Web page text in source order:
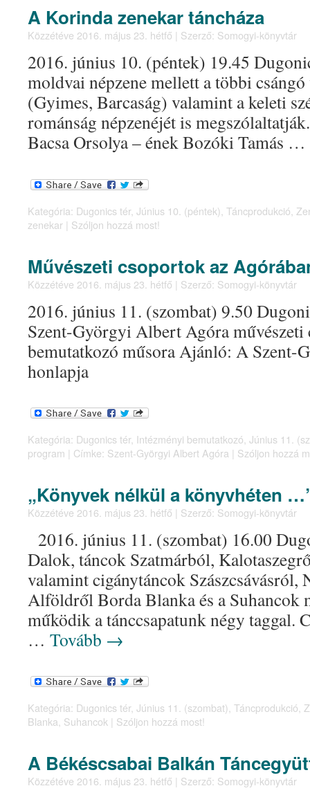
A Korinda zenekar táncháza
Közzétéve 2016. május 23. hétfő | Szerző: Somogyi-könyvtár
2016. június 10. (péntek) 19.45
moldvai népzene mellett a többi
(Gyimes, Barcaság) valamint a keleti
románság népzenéjét is
Bacsa Orsolya – ének Bozóki Tamás …
Kategória: Dugonics tér, Június 10. (péntek) Táncprodukció
zenekar | Szóljon hozzá most!
Művészeti csoportok az
Közzétéve 2016. május 23. hétfő | Szerző: Somogyi-könyvtár
2016. június 11. (szombat) 9.50
Szent-Györgyi Albert Agóra művészeti
bemutatkozó műsora Ajánló: A Szent-
honlapja
Kategória: Dugonics tér, Intézményi bemutatkozó Június 11.
program | Címke: Szent-Györgyi Albert Agóra | Szóljon hozzá
„Könyvek nélkül a könyvhéten
Közzétéve 2016. május 23. hétfő | Szerző: Somogyi-könyvtár
2016. június 11. (szombat) 16.00
Dalok, táncok Szatmárból,
valamint cigánytáncok Szászcsávásról,
Alföldről Borda Blanka és a
működik a tánccsapatunk négy taggal.
… Tovább →
Kategória: Dugonics tér, Június 11. (szombat), Táncprodukció,
Blanka, Suhancok | Szóljon hozzá most!
A Békéscsabai Balkán
Közzétéve 2016. május 23. hétfő | Szerző: Somogyi-könyvtár